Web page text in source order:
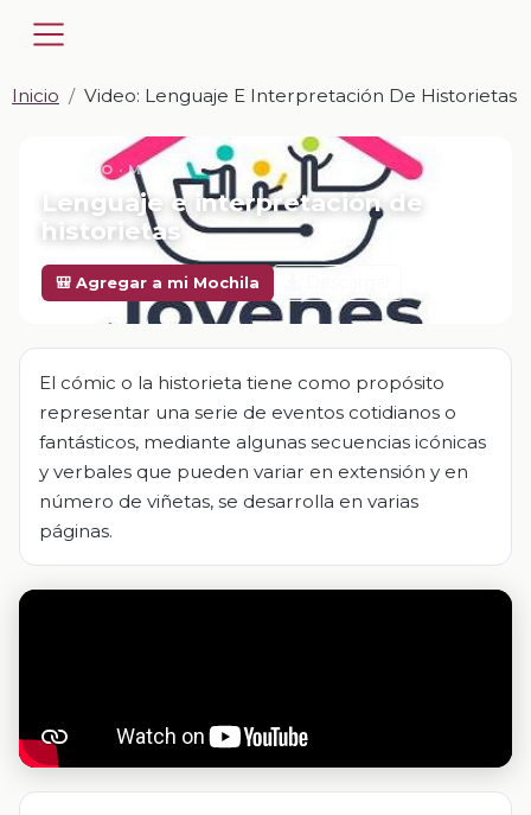
Inicio Video: Lenguaje E Interpretación De Historietas
📎 VIDEO · MP4
Lenguaje e interpretación de
historietas
🎒 Agregar a mi Mochila
El cómic o la historieta tiene como propósito
representar una serie de eventos cotidianos o
fantásticos, mediante algunas secuencias icónicas
y verbales que pueden variar en extensión y en
número de viñetas, se desarrolla en varias
páginas.